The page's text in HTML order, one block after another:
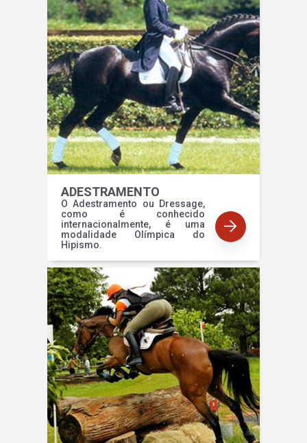
ADESTRAMENTO
O Adestramento ou Dressage,
como é conhecido
internacionalmente, é uma
modalidade Olímpica do
Hipismo.